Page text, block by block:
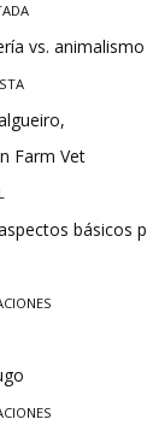
vs. animalismo
Farm Vet
básicos